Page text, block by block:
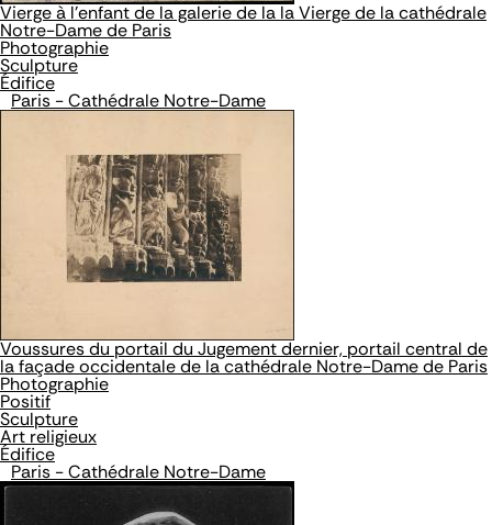
Vierge à l'enfant de la galerie de la la Vierge de la cathédrale
Notre-Dame de Paris
Photographie
Sculpture
Édifice
Paris - Cathédrale Notre-Dame
Voussures du portail du Jugement dernier, portail central de
la façade occidentale de la cathédrale Notre-Dame de Paris
Photographie
Positif
Sculpture
Art religieux
Édifice
Paris - Cathédrale Notre-Dame